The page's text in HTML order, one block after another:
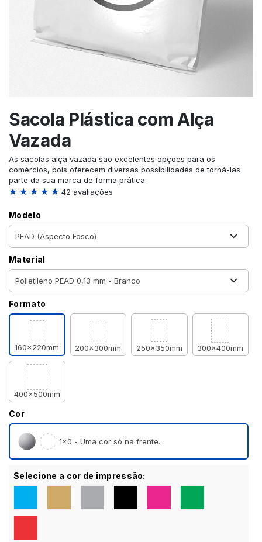
Sacola Plástica com Alça
Vazada
As sacolas alça vazada são excelentes opções para os
comércios, pois oferecem diversas possibilidades de torná-las
parte da sua marca de forma prática.
★ ★ ★ ★ ★ 42 avaliações
Modelo
Material
Formato
160x220mm 200x300mm 250x350mm 300x400mm
400x500mm
Cor
1×0 - Uma cor só na frente.
Selecione a cor de impressão: